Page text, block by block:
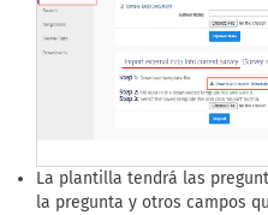
La plantilla tendrá las
la pregunta y otros campos